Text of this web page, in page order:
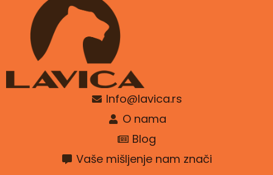
Info@lavica.rs
O nama
Blog
Vaše mišljenje nam znači